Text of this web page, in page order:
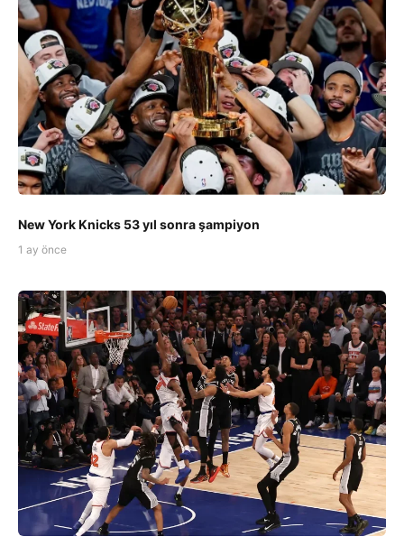
New York Knicks 53 yıl sonra şampiyon
1 ay önce